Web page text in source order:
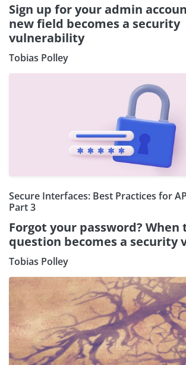
Sign up for your admin
new field becomes a security
vulnerability
Tobias Polley
Secure Interfaces: Best Practices for
Part 3
Forgot your password?
question becomes a security
Tobias Polley